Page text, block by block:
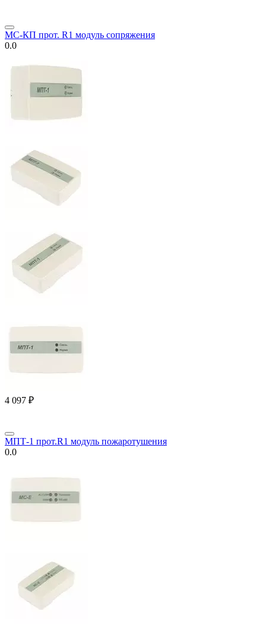
МС-КП прот. R1 модуль сопряжения
0.0
4 097 ₽
МПТ-1 прот.R1 модуль пожаротушения
0.0